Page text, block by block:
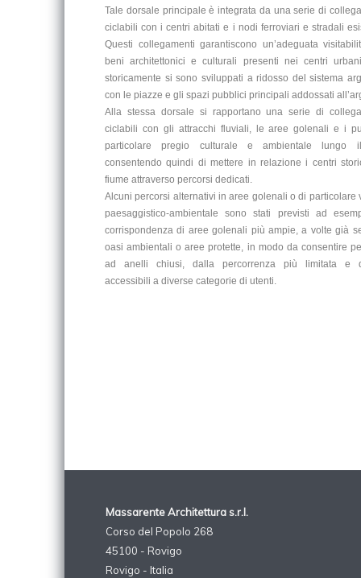
Tale dorsale principale è integrata da una serie di
ciclabili con i centri abitati e i nodi ferroviari e stradali
Questi collegamenti garantiscono un’adeguata
beni architettonici e culturali presenti nei centri
storicamente si sono sviluppati a ridosso del sistema
con le piazze e gli spazi pubblici principali addossati
Alla stessa dorsale si rapportano una serie di
ciclabili con gli attracchi fluviali, le aree golenali e i
particolare pregio culturale e ambientale lungo
consentendo quindi di mettere in relazione i centri
fiume attraverso percorsi dedicati.
Alcuni percorsi alternativi in aree golenali o di particolare
paesaggistico-ambientale sono stati previsti ad
corrispondenza di aree golenali più ampie, a volte già
oasi ambientali o aree protette, in modo da consentire
ad anelli chiusi, dalla percorrenza più limitata e
accessibili a diverse categorie di utenti.
Massarente Architettura s.r.l.
Corso del Popolo 268
45100 - Rovigo
Rovigo - Italia